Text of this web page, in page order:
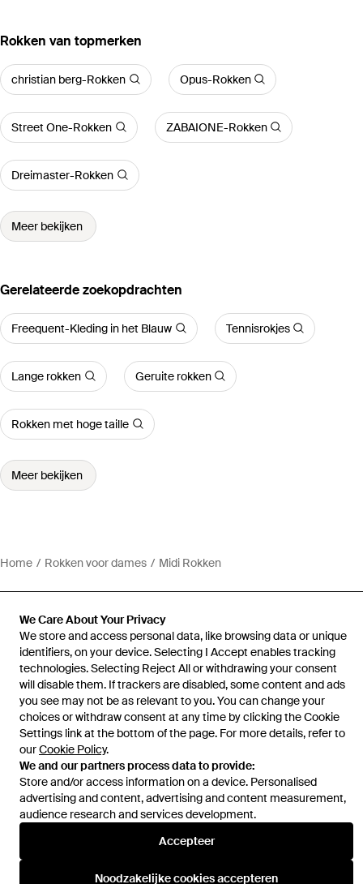
We Care About Your Privacy
We store and access personal data, like browsing data or unique
identifiers, on your device. Selecting I Accept enables tracking
technologies. Selecting Reject All or withdrawing your consent
will disable them. If trackers are disabled, some content and ads
you see may not be as relevant to you. You can change your
choices or withdraw consent at any time by clicking the Cookie
Settings link at the bottom of the page. For more details, refer to
ourCookie Policy.
We and our partners process data to provide:
Store and/or access information on a device. Personalised
advertising and content, advertising and content measurement,
audience research and services development.
Accepteer
Noodzakelijke cookies accepteren
‪Rokken‬ van topmerken
christian berg-Rokken Opus-Rokken
Street One-Rokken ZABAIONE-Rokken
Dreimaster-Rokken
Meer bekijken
Gerelateerde zoekopdrachten
Freequent-Kleding in het Blauw Tennisrokjes
Lange rokken Geruite rokken
Rokken met hoge taille
Meer bekijken
Home Rokken voor dames Midi Rokken
Hulp en informatie